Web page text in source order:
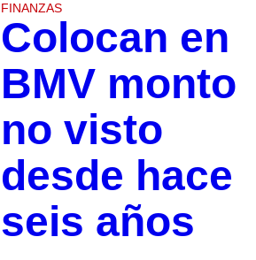
FINANZAS
Colocan en
BMV monto
no visto
desde hace
seis años